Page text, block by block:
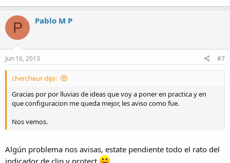
P Pablo M P
Jun 16, 2013 #7
chercheur dijo:
Gracias por por lluvias de ideas que voy a poner en practica y en
que configuracion me queda mejor, les aviso como fue.
Nos vemos.
Algún problema nos avisas, estate pendiente todo el rato del
indicador de clip y protect